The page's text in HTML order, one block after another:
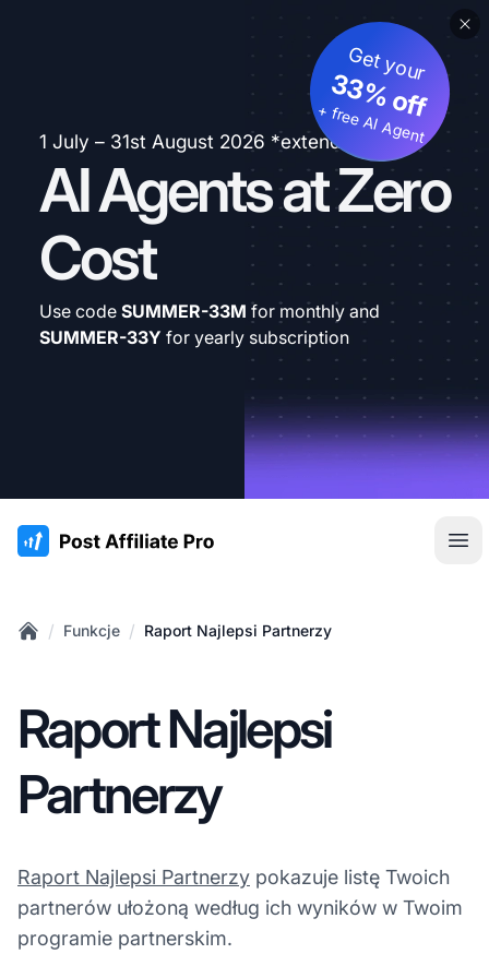
1 July – 31st August 2026 *extended
AI Agents at Zero
Cost
Get your
33% off
+ free AI Agent
Use code SUMMER-33M for monthly and
SUMMER-33Y for yearly subscription
:site.title
/ Funkcje / Raport Najlepsi Partnerzy
Raport Najlepsi
Partnerzy
Raport Najlepsi Partnerzy pokazuje listę Twoich
partnerów ułożoną według ich wyników w Twoim
programie partnerskim.